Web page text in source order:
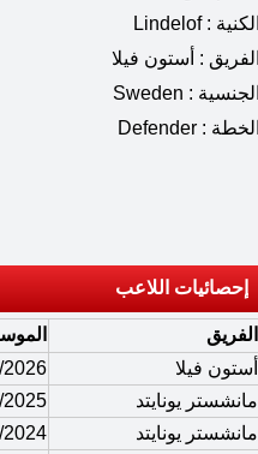
الكنية : Lindelof
الفريق : أستون فيلا
الجنسية : Sweden
الخطة : Defender
إحصائيات اللاعب
الفريق
أستون فيلا
2026
مانشستر يونايتد
2025
مانشستر يونايتد
2024